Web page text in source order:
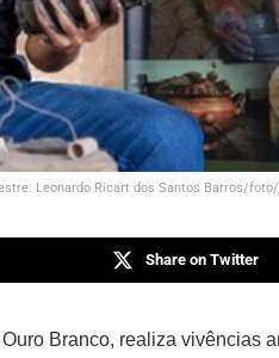
Leonardo Ricart dos Santos Barros/
Share on Twitter
Branco, realiza vivências